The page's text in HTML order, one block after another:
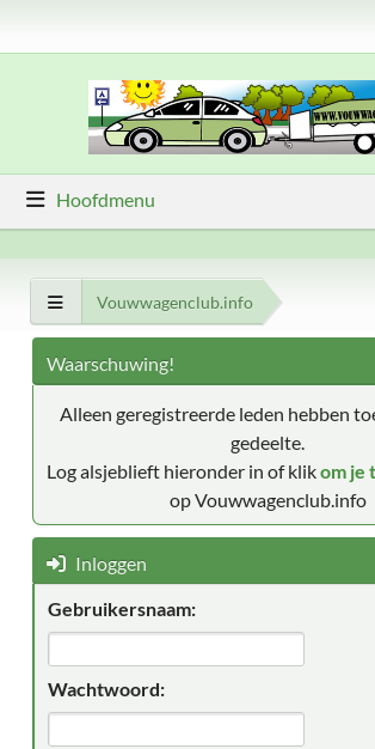
Hoofdmenu
Vouwwagenclub.info
Waarschuwing!
Alleen geregistreerde leden hebben
gedeelte.
Log alsjeblieft hieronder in of klikom je
op Vouwwagenclub.info
Inloggen
Gebruikersnaam:
Wachtwoord: